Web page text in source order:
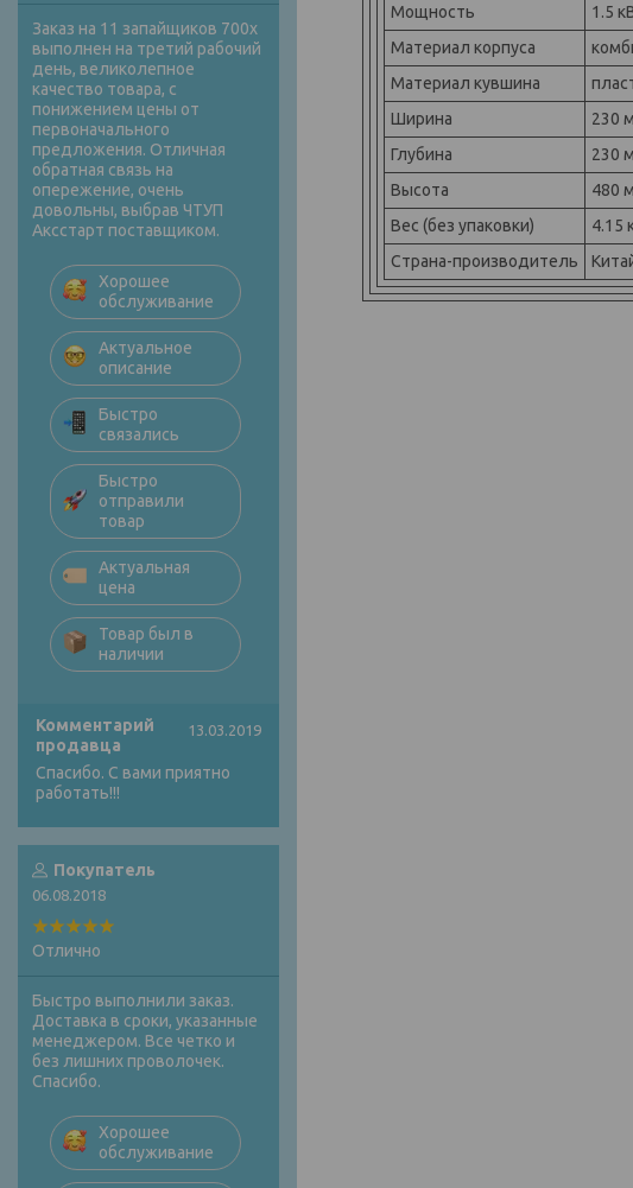
Мощность
1.5
Материал корпуса
Материал кувшина
Ширина
230
Глубина
230
Высота
480
Вес (без упаковки)
4.15
Страна-производитель
Заказ на 11 запайщиков 700х
выполнен на третий рабочий
день, великолепное
качество товара, с
понижением цены от
первоначального
предложения. Отличная
обратная связь на
опережение, очень
довольны, выбрав ЧТУП
Аксстарт поставщиком.
Хорошее
обслуживание
Актуальное
описание
Быстро
связались
Быстро
отправили
товар
Актуальная
цена
Товар был в
наличии
Комментарий
продавца
13.03.2019
Спасибо. С вами приятно
работать!!!
Покупатель
06.08.2018
Отлично
Быстро выполнили заказ.
Доставка в сроки, указанные
менеджером. Все четко и
без лишних проволочек.
Спасибо.
Хорошее
обслуживание